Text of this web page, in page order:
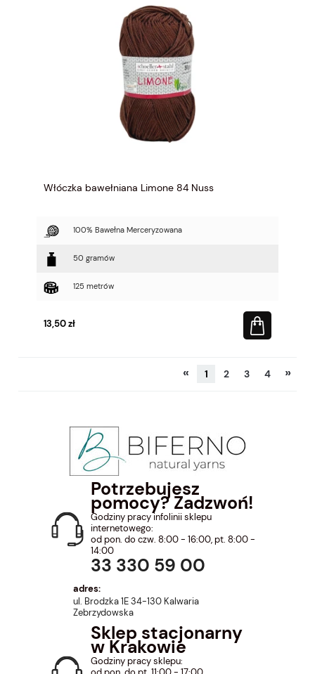
Włóczka bawełniana Limone 84 Nuss
100% Bawełna Merceryzowana
50 gramów
125 metrów
13,50 zł
« 1 2 3 4 »
Potrzebujesz
pomocy? Zadzwoń!
Godziny pracy infolinii sklepu
internetowego:
od pon. do czw. 8:00 - 16:00, pt. 8:00 -
14:00
33 330 59 00
adres:
ul. Brodzka 1E 34-130 Kalwaria
Zebrzydowska
Sklep stacjonarny
w Krakowie
Godziny pracy sklepu: